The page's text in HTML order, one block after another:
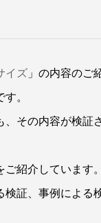
イズ 」の内容のご
。
その内容が検証
紹介しています
証、事例による